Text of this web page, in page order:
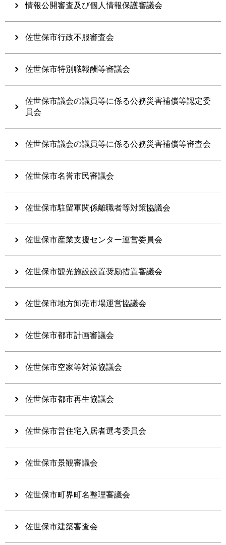
情報公開審査及び個人情報保護審議会
佐世保市行政不服審査会
佐世保市特別職報酬等審議会
佐世保市議会の議員等に係る公務災害補償等認定委
員会
佐世保市議会の議員等に係る公務災害補償等審査会
佐世保市名誉市民審議会
佐世保市駐留軍関係離職者等対策協議会
佐世保市産業支援センター運営委員会
佐世保市観光施設設置奨励措置審議会
佐世保市地方卸売市場運営協議会
佐世保市都市計画審議会
佐世保市空家等対策協議会
佐世保市都市再生協議会
佐世保市営住宅入居者選考委員会
佐世保市景観審議会
佐世保市町界町名整理審議会
佐世保市建築審査会